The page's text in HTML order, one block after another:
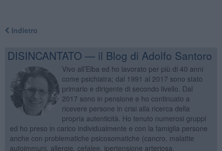
Indietro
DISINCANTATO — il Blog di Adolfo Santoro
Vivo all’Elba ed ho lavorato per più di 40 anni
come psichiatra; dal 1991 al 2017 sono stato
primario e dirigente di secondo livello. Dal
2017 sono in pensione e ho continuato a
ricevere persone in crisi alla ricerca della
propria autenticità. Ho tenuto numerosi gruppi
ed ho preso in carico individualmente e con la famiglia persone
anche con problematiche psicosomatiche (cancro, malattie
autoimmuni, allergie, cefalee, ipertensione arteriosa,